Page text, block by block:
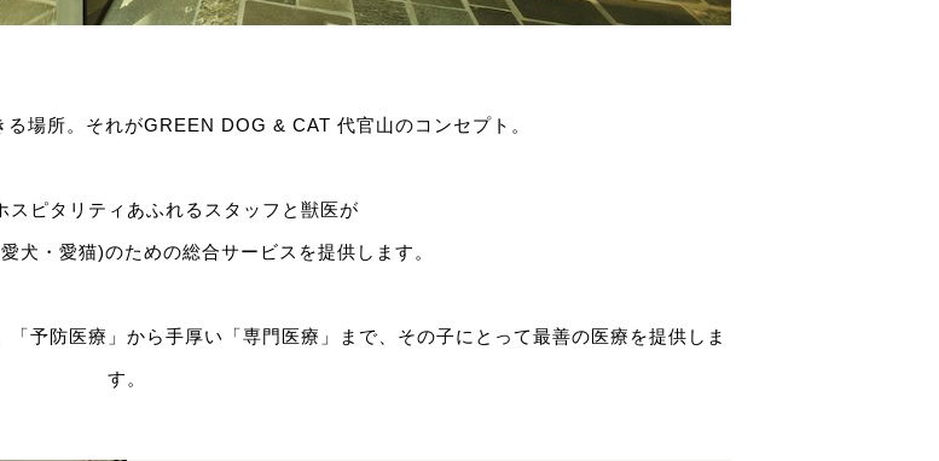
場所。それがGREEN DOG & CAT 代官山のコンセプト。
スピタリティあふれるスタッフと獣医が
犬・愛猫)のための総合サービスを提供します。
予防医療」から手厚い「専門医療」まで、その子にとって最善の医療を提供しま
す。